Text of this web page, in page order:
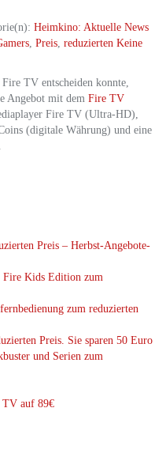
Heimkino: Aktuelle News
, Preis, reduzierten Keine
TV entscheiden konnte,
Angebot mit dem Fire TV
Fire TV (Ultra-HD),
(digitale Währung) und eine
Preis – Herbst-Angebote-
Fire Kids Edition zum
zum reduzierten
Preis. Sie sparen 50 Euro
und Serien zum
TV auf 89€